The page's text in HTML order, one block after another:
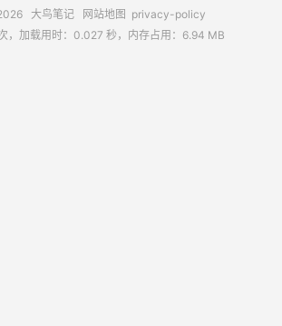
大鸟笔记 网站地图 privacy-policy
，加载用时：0.027 秒，内存占用：6.94 MB